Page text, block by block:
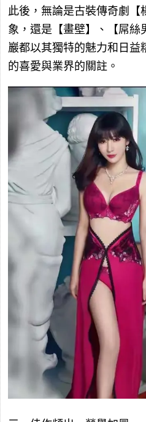
此後，無論是古裝傳奇劇【
象，還是【畫壁】、【屌絲
巖都以其獨特的魅力和日益
的喜愛與業界的關註。